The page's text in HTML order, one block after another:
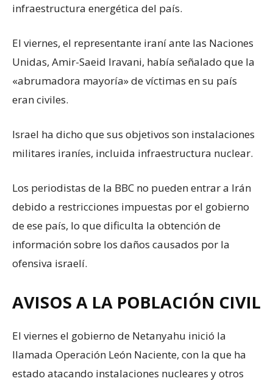
infraestructura energética del país.
El viernes, el representante iraní ante las Naciones
Unidas, Amir-Saeid Iravani, había señalado que la
«abrumadora mayoría» de víctimas en su país
eran civiles.
Israel ha dicho que sus objetivos son instalaciones
militares iraníes, incluida infraestructura nuclear.
Los periodistas de la BBC no pueden entrar a Irán
debido a restricciones impuestas por el gobierno
de ese país, lo que dificulta la obtención de
información sobre los daños causados por la
ofensiva israelí.
AVISOS A LA POBLACIÓN CIVIL
El viernes el gobierno de Netanyahu inició la
llamada Operación León Naciente, con la que ha
estado atacando instalaciones nucleares y otros